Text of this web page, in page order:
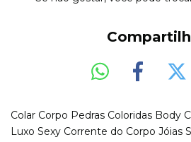
Colar Corpo Pedras Coloridas Body
Luxo Sexy Corrente do Corpo Jóias